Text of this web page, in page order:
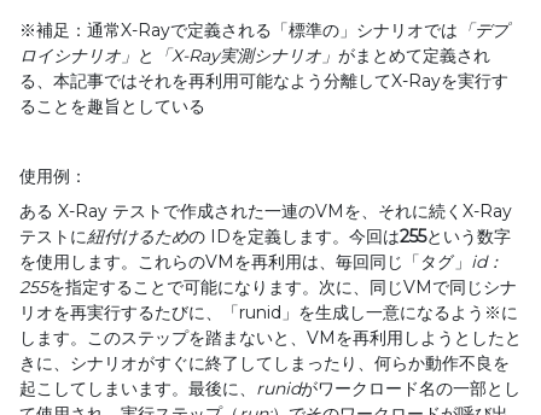
※補足：通常X-Rayで定義される「標準の」シナリオでは 「デプ
ロイシナリオ」 と 「X-Ray実測シナリオ」 がまとめて定義され
る、本記事ではそれを再利用可能なよう分離してX-Rayを実行す
ることを趣旨としている
使用例：
ある X-Ray テストで作成された一連のVMを、それに続く X-Ray
テストに紐付けるための IDを定義します。今回は255という数字
を使用します。これらのVMを再利用は、毎回同じ「タグ」 id：
255を指定することで可能になります。次に、同じVMで同じシナ
リオを再実行するたびに、「runid 」を生成し一意になるよう ※に
します。このステップを踏まないと、 VMを再利用しようとしたと
きに、シナリオがすぐに終了してしまったり、何らか動作不良を
起こしてしまいます。最後に、 runidがワークロード名の一部とし